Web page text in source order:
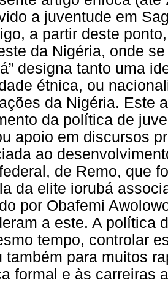
a juventude em
a partir deste
da Nigéria, onde
designa tanto uma
étnica, ou
da Nigéria. Este
da política de
apoio em discursos
ao
de Remo, que
da elite iorubá
por Obafemi
a este. A política
tempo, controlar
também para muitos
formal e às carreiras